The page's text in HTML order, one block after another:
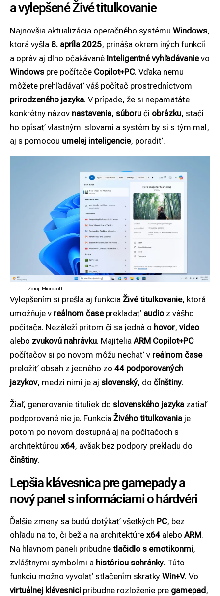
a vylepšené Živé titulkovanie
Najnovšia aktualizácia operačného systému Windows,
ktorá vyšla 8. apríla 2025, prináša okrem iných funkcií
a opráv aj dlho očakávané Inteligentné vyhľadávanievo
Windows pre počítače Copilot+PC. Vďaka nemu
môžete prehľadávať váš počítač prostredníctvom
prirodzeného jazyka. V prípade, že si nepamätáte
konkrétny názov nastavenia, súboru či obrázku, stačí
ho opísať vlastnými slovami a systém by si s tým mal,
aj s pomocou umelej inteligencie, poradiť.
Zdroj: Microsoft
Vylepšením si prešla aj funkcia Živé titulkovanie, ktorá
umožňuje v reálnom časeprekladať audio z vášho
počítača. Nezáleží pritom či sa jedná o hovor, video
alebo zvukovú nahrávku. Majitelia ARM Copilot+PC
počítačov si po novom môžu nechať v reálnom čase
preložiť obsah z jedného zo 44 podporovaných
jazykov, medzi nimi je aj slovenský, do čínštiny.
Žiaľ, generovanie tituliek do slovenského jazyka zatiaľ
podporované nie je. Funkcia Živého titulkovania je
potom po novom dostupná aj na počítačoch s
architektúrou x64, avšak bez podpory prekladu do
čínštiny.
Lepšia klávesnica pre gamepady a
nový panel s informáciami o hárdvéri
Ďalšie zmeny sa budú dotýkať všetkých PC, bez
ohľadu na to, či bežia na architektúre x64 alebo ARM.
Na hlavnom paneli pribudne tlačidlo s emotikonmi,
zvláštnymi symbolmi a históriou schránky. Túto
funkciu možno vyvolať stlačením skratky Win+V. Vo
virtuálnej klávesnici pribudne rozloženie pre gamepad ,